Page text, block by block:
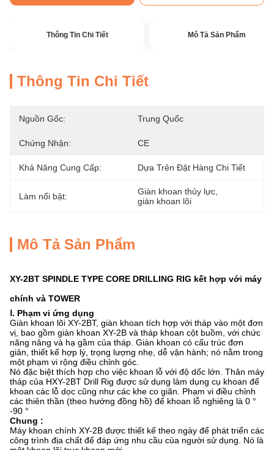
Thông Tin Chi Tiết Mô Tả Sản Phẩm
Thông Tin Chi Tiết
Nguồn Gốc: Trung Quốc
Chứng Nhận: CE
Khả Năng Cung Cấp: Dựa Trên Đặt Hàng Chi Tiết
Làm nổi bật: Giàn khoan thủy lực
giàn khoan lõi
Mô Tả Sản Phẩm
XY-2BT SPINDLE TYPE CORE DRILLING RIG kết hợp với máy
chính và TOWER
Ⅰ. Phạm vi ứng dụng
Giàn khoan lõi XY-2BT, giàn khoan tích hợp với tháp vào một đơn
vị, bao gồm giàn khoan XY-2B và tháp khoan cột buồm, với chức
năng nâng và hạ gầm của tháp. Giàn khoan có cấu trúc đơn
giản, thiết kế hợp lý, trọng lượng nhẹ, dễ vận hành; nó nằm trong
một phạm vi rộng điều chỉnh góc.
Nó đặc biệt thích hợp cho việc khoan lỗ với độ dốc lớn. Thân máy
tháp của HXY-2BT Drill Rig được sử dụng làm dụng cụ khoan để
khoan các lỗ dọc cũng như các khe co giãn.
Phạm vi điều chỉnh
các thiên thần (theo hướng đồng hồ) để khoan lỗ nghiêng là 0 °
-90 °
Chung :
Máy khoan chính XY-2B được thiết kế theo ngày để phát triển các
công trình địa chất để đáp ứng nhu cầu của người sử dụng.
Nó là